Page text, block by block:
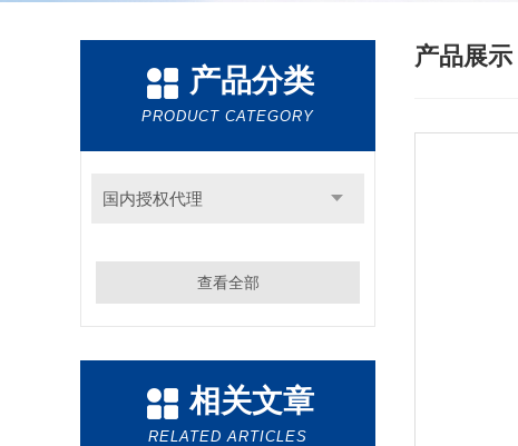
产品分类
PRODUCT CATEGORY
国内授权代理
查看全部
相关文章
RELATED ARTICLES
产品展示